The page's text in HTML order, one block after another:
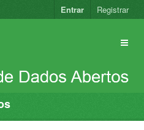
Entrar Registrar